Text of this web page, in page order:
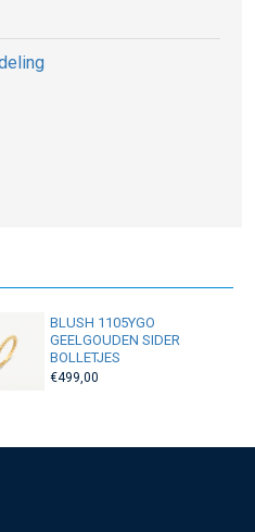
BLUSH 1105YGO
GEELGOUDEN SIDER
BOLLETJES
€499,00